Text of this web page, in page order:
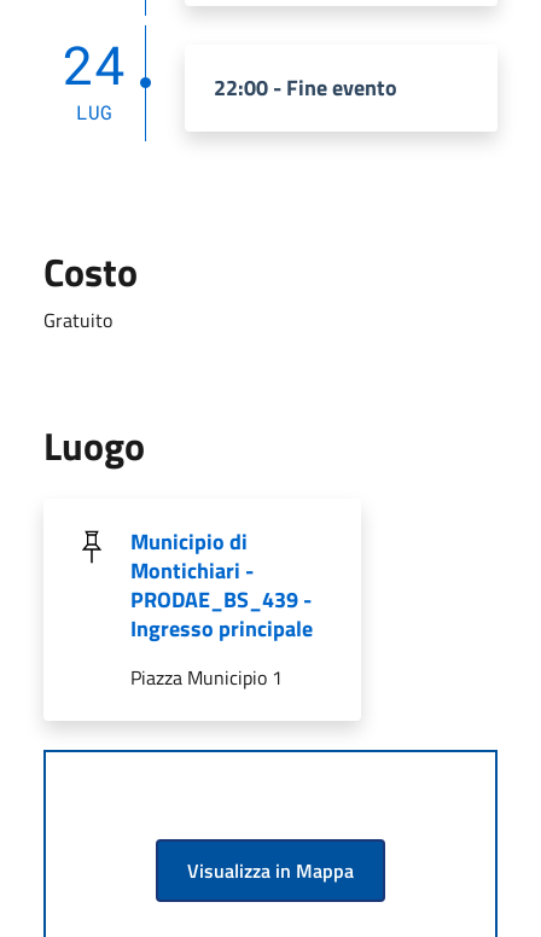
24
LUG
22:00 - Fine evento
Costo
Gratuito
Luogo
Municipio di
Montichiari -
PRODAE_BS_439 -
Ingresso principale
Piazza Municipio 1
Visualizza in Mappa